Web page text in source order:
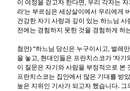
이 여정을 걷고자 한다면 , 우리 각자는
라’는 부르심은 세상살이에서 우리에게
건강한 자기 사랑과 깊이 있는 하느님 사
전에는 경험하지 못한 것을 경험하게 하
첨언) “하느님 당신은 누구이시고, 벌레
을 놓고, 현대인들은 프란치스코가 ‘자기
이 질문은 자기와 사람을 부정적으로 본
프란치스코는 집안에서 많은 기대를 받
높은 지위인 기사가 되고자 했습니다. 그